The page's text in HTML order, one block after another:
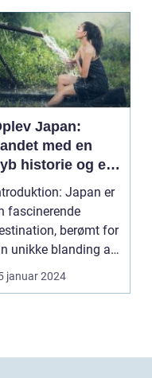
Japan:
med en
historie og en
kultur
Japan er
fascinerende
berømt for
unikke blanding af
og i...
januar 2024